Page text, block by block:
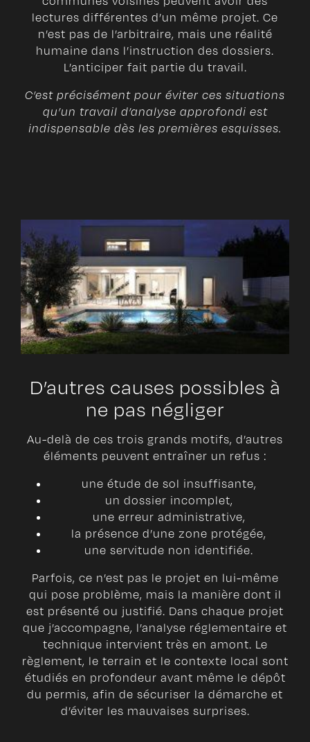
lectures différentes d’un même projet. Ce
n’est pas de l’arbitraire, mais une réalité
humaine dans l’instruction des dossiers.
L’anticiper fait partie du travail.
C’est précisément pour éviter ces situations
qu’un travail d’analyse approfondi est
indispensable dès les premières esquisses.
D’autres causes possibles à
ne pas négliger
Au-delà de ces trois grands motifs, d’autres
éléments peuvent entraîner un refus :
une étude de sol insuffisante,
un dossier incomplet,
une erreur administrative,
la présence d’une zone protégée,
une servitude non identifiée.
Parfois, ce n’est pas le projet en lui-même
qui pose problème, mais la manière dont il
est présenté ou justifié. Dans chaque projet
que j’accompagne, l’analyse réglementaire et
technique intervient très en amont. Le
règlement, le terrain et le contexte local sont
étudiés en profondeur avant même le dépôt
du permis, afin de sécuriser la démarche et
d’éviter les mauvaises surprises.